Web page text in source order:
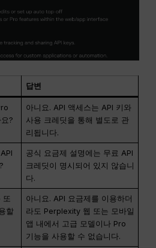
답변
?
아니요. API 액세스는 API 키와
사용 크레딧을 통해 별도로 관
리됩니다.
공식 요금제 설명에는 무료 API
크레딧이 명시되어 있지 않습니
다.
또
할
아니요. API 요금제를 이용하더
라도 Perplexity 웹 또는 모바일
앱 내에서 고급 모델이나 Pro
기능을 사용할 수 없습니다.